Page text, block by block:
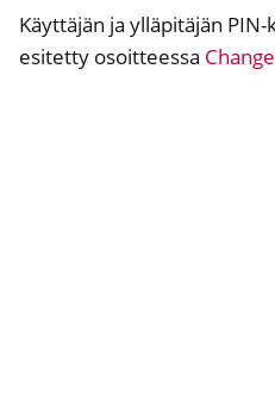
navigation of QubesOS
Käyttäjän ja ylläpitäjän
esitetty osoitteessa